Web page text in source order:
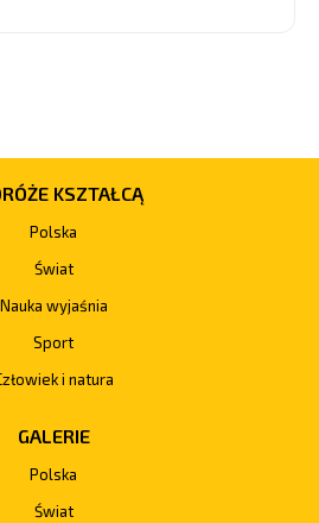
KSZTAŁCĄ
Polska
Świat
Nauka wyjaśnia
Sport
i natura
GALERIE
Polska
Świat